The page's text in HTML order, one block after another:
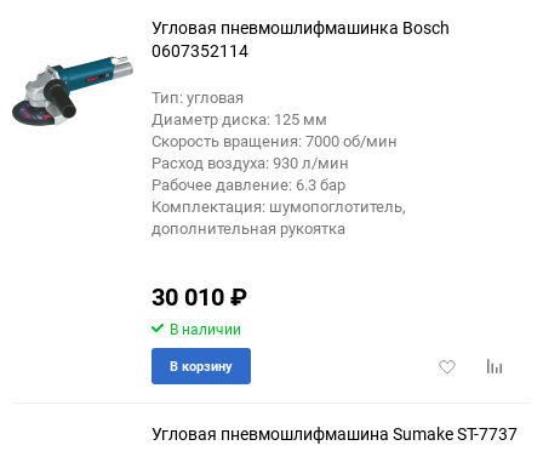
Угловая пневмошлифмашинка Bosch
0607352114
Тип: угловая
Диаметр диска: 125 мм
Скорость вращения: 7000 об/мин
Расход воздуха: 930 л/мин
Рабочее давление: 6.3 бар
Комплектация: шумопоглотитель,
дополнительная рукоятка
30 010₽
В наличии
Добавить
В корзину
Угловая пневмошлифмашина Sumake ST-7737